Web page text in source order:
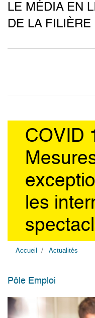
LE MÉDIA EN
DE LA FILIÈRE
COVID
les
Accueil Actualités
Pôle Emploi